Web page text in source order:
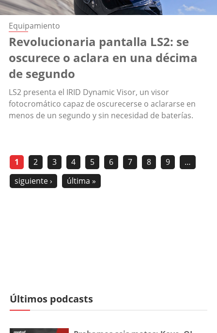
Equipamiento
Revolucionaria pantalla LS2: se
oscurece o aclara en una décima
de segundo
LS2 presenta el IRID Dynamic Visor, un visor
fotocromático capaz de oscurecerse o aclararse en
menos de un segundo y sin necesidad de baterías.
1 2 3 4 5 6 7 8 9
…
siguiente ›
última »
Últimos podcasts